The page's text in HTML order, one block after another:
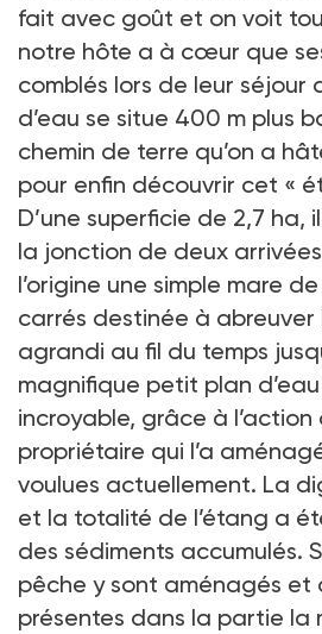
fait avec goût et on voit
notre hôte a à cœur que
comblés lors de leur séjour
d’eau se situe 400 m plus
chemin de terre qu’on a
pour enfin découvrir cet «
D’une superficie de 2,7 ha,
la jonction de deux
l’origine une simple mare
carrés destinée à abreuver
agrandi au fil du temps
magnifique petit plan
incroyable, grâce à l’action
propriétaire qui l’a
voulues actuellement. La
et la totalité de l’étang a
des sédiments accumulés.
pêche y sont aménagés et
présentes dans la partie la